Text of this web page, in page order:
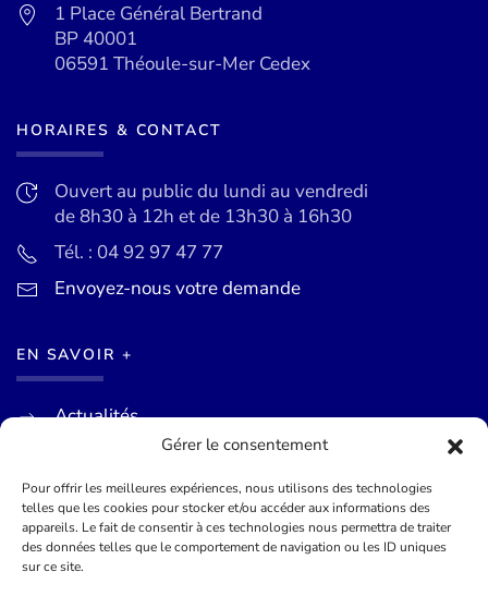
Gérer le consentement
Pour offrir les meilleures expériences, nous utilisons des technologies
telles que les cookies pour stocker et/ou accéder aux informations des
appareils. Le fait de consentir à ces technologies nous permettra de traiter
des données telles que le comportement de navigation ou les ID uniques
sur ce site.
1 Place Général Bertrand
BP 40001
06591 Théoule-sur-Mer Cedex
HORAIRES & CONTACT
Ouvert au public du lundi au vendredi
de 8h30 à 12h et de 13h30 à 16h30
Tél. : 04 92 97 47 77
Envoyez-nous votre demande
EN SAVOIR +
Actualités
Agenda des événements
Mentions légales
Conditions générales